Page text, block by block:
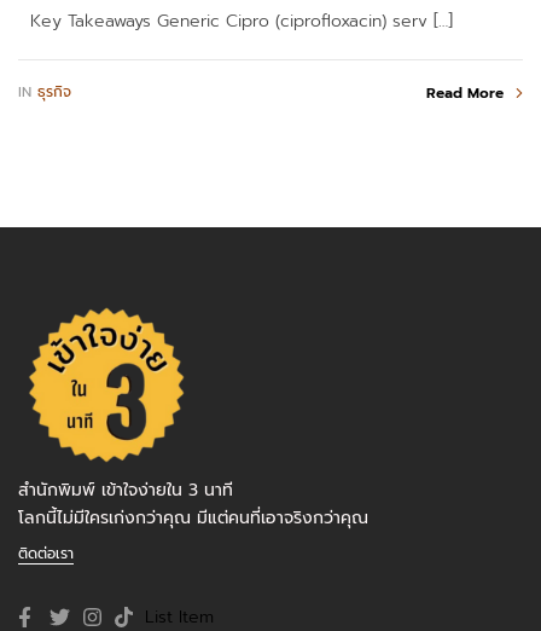
Key Takeaways Generic Cipro (ciprofloxacin) serv […]
IN ธุรกิจ Read More
สำนักพิมพ์ เข้าใจง่ายใน 3 นาที
โลกนี้ไม่มีใครเก่งกว่าคุณ มีแต่คนที่เอาจริงกว่าคุณ
ติดต่อเรา
List Item